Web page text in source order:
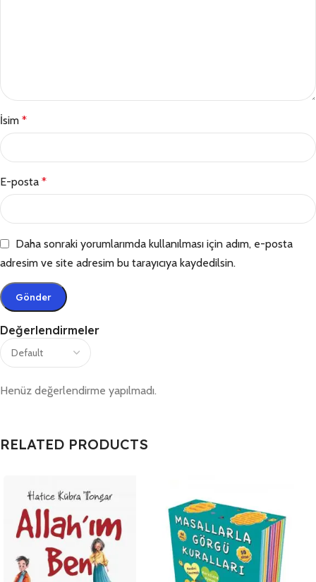
Değerlendirmeler
Henüz değerlendirme yapılmadı.
İsim *
E-posta *
Daha sonraki yorumlarımda kullanılması için adım, e-posta
adresim ve site adresim bu tarayıcıya kaydedilsin.
RELATED PRODUCTS